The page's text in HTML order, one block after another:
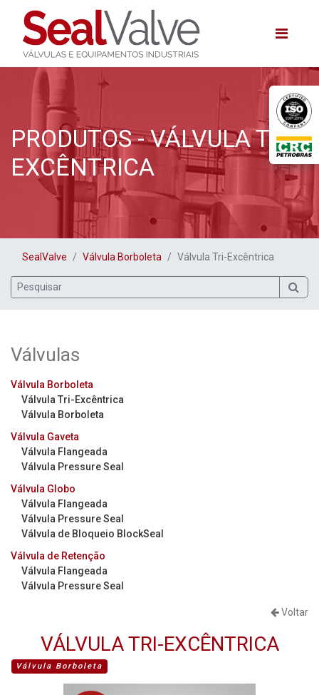
PRODUTOS - VÁLVULA TRI-
EXCÊNTRICA
SealValve Válvula Borboleta Válvula Tri-Excêntrica
Válvulas
Válvula Borboleta
Válvula Tri-Excêntrica
Válvula Borboleta
Válvula Gaveta
Válvula Flangeada
Válvula Pressure Seal
Válvula Globo
Válvula Flangeada
Válvula Pressure Seal
Válvula de Bloqueio BlockSeal
Válvula de Retenção
Válvula Flangeada
Válvula Pressure Seal
Voltar
VÁLVULA TRI-EXCÊNTRICA
Válvula Borboleta